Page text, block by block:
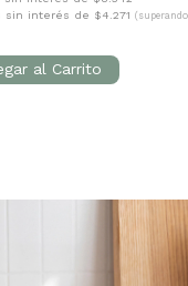
sin interés de $4.271